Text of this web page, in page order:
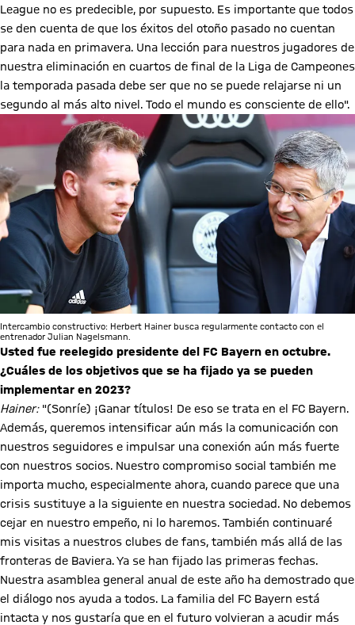
League no es predecible, por supuesto. Es importante que todos
se den cuenta de que los éxitos del otoño pasado no cuentan
para nada en primavera. Una lección para nuestros jugadores de
nuestra eliminación en cuartos de final de la Liga de Campeones
la temporada pasada debe ser que no se puede relajarse ni un
segundo al más alto nivel. Todo el mundo es consciente de ello".
Intercambio constructivo: Herbert Hainer busca regularmente contacto con el
entrenador Julian Nagelsmann.
Usted fue reelegido presidente del FC Bayern en octubre.
¿Cuáles de los objetivos que se ha fijado ya se pueden
implementar en 2023?
Hainer:"(Sonríe) ¡Ganar títulos! De eso se trata en el FC Bayern.
Además, queremos intensificar aún más la comunicación con
nuestros seguidores e impulsar una conexión aún más fuerte
con nuestros socios. Nuestro compromiso social también me
importa mucho, especialmente ahora, cuando parece que una
crisis sustituye a la siguiente en nuestra sociedad. No debemos
cejar en nuestro empeño, ni lo haremos. También continuaré
mis visitas a nuestros clubes de fans, también más allá de las
fronteras de Baviera. Ya se han fijado las primeras fechas.
Nuestra asamblea general anual de este año ha demostrado que
el diálogo nos ayuda a todos. La familia del FC Bayern está
intacta y nos gustaría que en el futuro volvieran a acudir más